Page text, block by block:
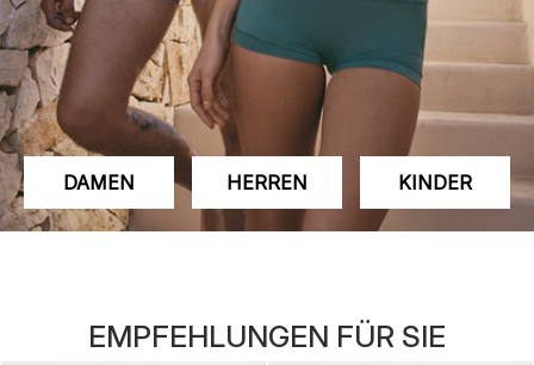
DAMEN HERREN KINDER
EMPFEHLUNGEN FÜR SIE